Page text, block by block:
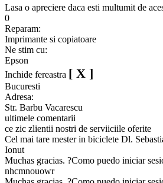
Lasa o apreciere daca esti multumit de
0
Reparam:
Imprimante si copiatoare
Ne stim cu:
Epson
Inchide fereastra [ X ]
Bucuresti
Adresa:
Str. Barbu Vacarescu
ultimele comentarii
ce zic zlientii nostri de serviiciile oferite
Cel mai tare mester in biciclete Dl.
Ionut
Muchas gracias. ?Como puedo iniciar
nhcmnouowr